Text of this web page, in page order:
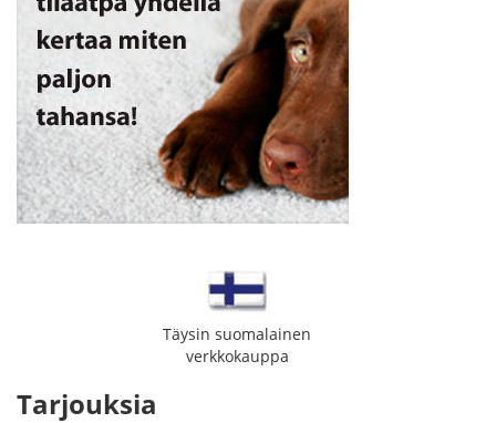
Täysin suomalainen
verkkokauppa
Tarjouksia